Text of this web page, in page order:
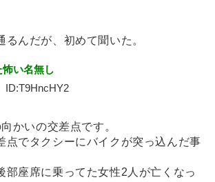
るんだが、初めて聞いた。
い名無し
T9HncHY2
かいの交差点です。
点でタクシーにバイクが突っ込んだ事
部座席に乗ってた女性2人が亡くなっ